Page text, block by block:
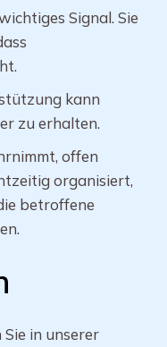
Signal. Sie
kann
zu erhalten.
offen
organisiert,
betroffene
in unserer